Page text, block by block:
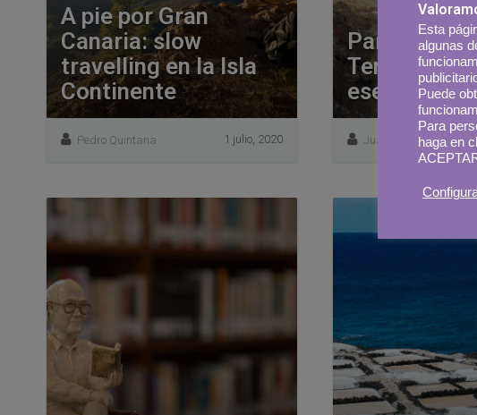
A pie por Gran
Canaria: slow
travelling en la Isla
Continente
Pedro Quintana 1 julio, 2020
Parque
Teno: en
esencia de
Juan José Ramos
Esta
algunas
Puede
Para
haga en